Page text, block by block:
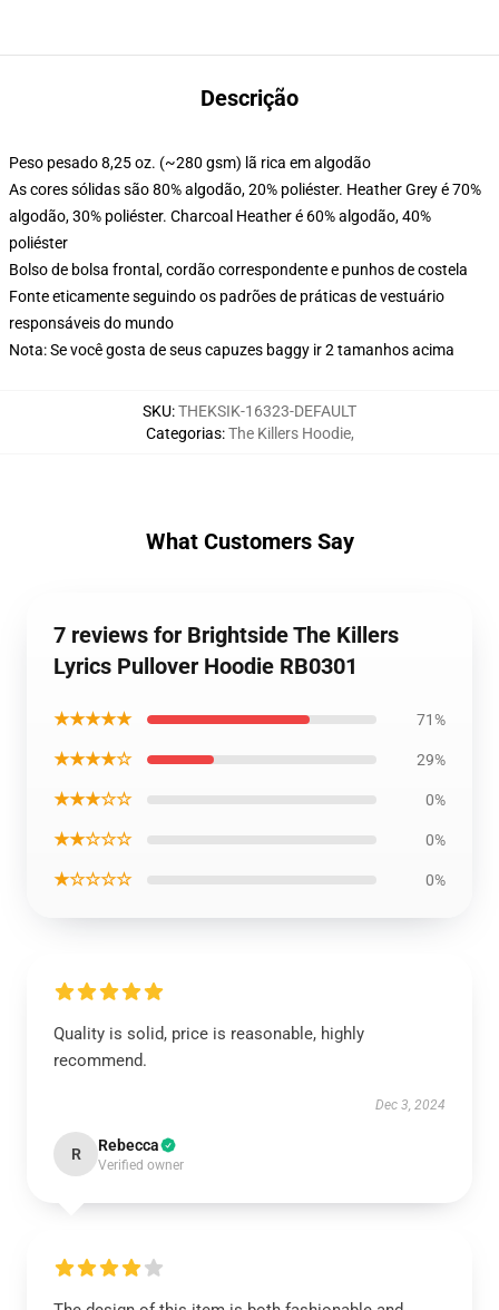
Descrição
Peso pesado 8,25 oz. (~280 gsm) lã rica em algodão
As cores sólidas são 80% algodão, 20% poliéster. Heather Grey é 70%
algodão, 30% poliéster. Charcoal Heather é 60% algodão, 40%
poliéster
Bolso de bolsa frontal, cordão correspondente e punhos de costela
Fonte eticamente seguindo os padrões de práticas de vestuário
responsáveis do mundo
Nota: Se você gosta de seus capuzes baggy ir 2 tamanhos acima
SKU:THEKSIK-16323-DEFAULT
Categorias:The Killers Hoodie,
What Customers Say
7 reviews for Brightside The Killers
Lyrics Pullover Hoodie RB0301
★★★★★ 71%
★★★★☆ 29%
★★★☆☆ 0%
★★☆☆☆ 0%
★☆☆☆☆ 0%
Quality is solid, price is reasonable, highly
recommend.
Dec 3, 2024
R Rebecca
Verified owner